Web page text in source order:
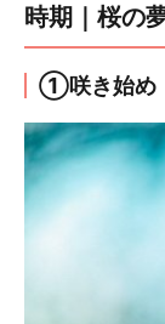
時期｜桜の
①咲き始め